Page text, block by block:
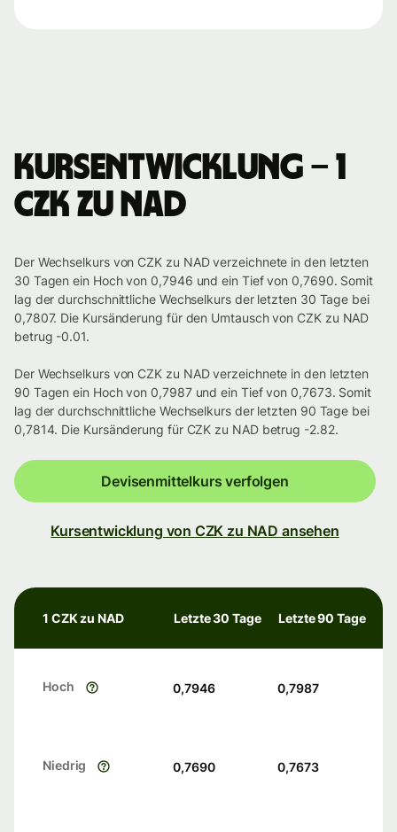
Kursentwicklung – 1
CZK zu NAD
Der Wechselkurs von CZK zu NAD verzeichnete in den letzten
30 Tagen ein Hoch von 0,7946 und ein Tief von 0,7690. Somit
lag der durchschnittliche Wechselkurs der letzten 30 Tage bei
0,7807. Die Kursänderung für den Umtausch von CZK zu NAD
betrug -0.01.
Der Wechselkurs von CZK zu NAD verzeichnete in den letzten
90 Tagen ein Hoch von 0,7987 und ein Tief von 0,7673. Somit
lag der durchschnittliche Wechselkurs der letzten 90 Tage bei
0,7814. Die Kursänderung für CZK zu NAD betrug -2.82.
Devisenmittelkurs verfolgen
Kursentwicklung von CZK zu NAD ansehen
1 CZK zu NAD Letzte 30 Tage Letzte 90 Tage
Hoch 0,7946 0,7987
Niedrig 0,7690 0,7673